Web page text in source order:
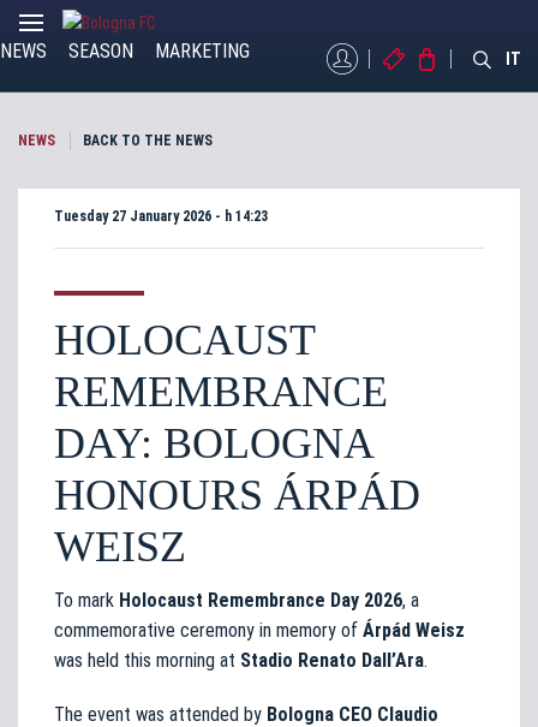
NEWS SEASON MARKETING MYBFCTICKETS
STORE IT
NEWS BACK TO THE NEWS
Tuesday 27 January 2026 - h 14:23
HOLOCAUST
REMEMBRANCE
DAY: BOLOGNA
HONOURS ÁRPÁD
WEISZ
To mark Holocaust Remembrance Day 2026, a
commemorative ceremony in memory of Árpád Weisz
was held this morning at Stadio Renato Dall’Ara.
The event was attended by Bologna CEO Claudio